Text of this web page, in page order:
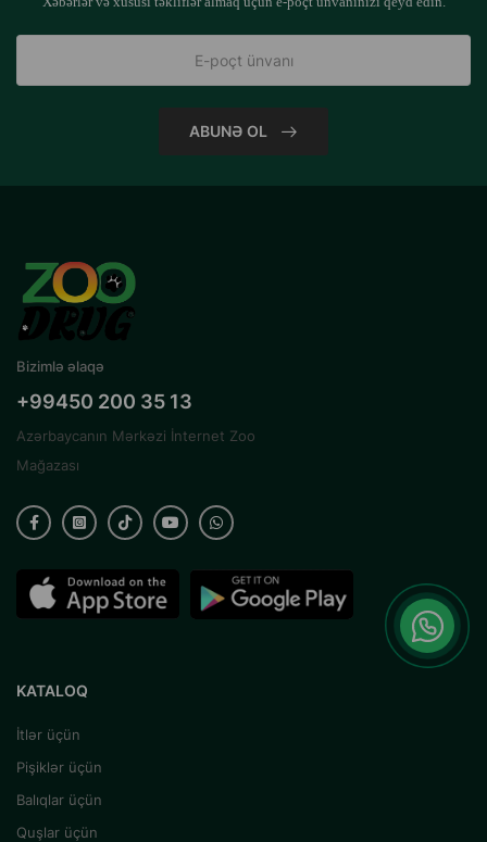
ABUNƏ OL
Bizimlə əlaqə
+99450 200 35 13
Azərbaycanın Mərkəzi İnternet Zoo
Mağazası
KATALOQ
İtlər üçün
Pişiklər üçün
Balıqlar üçün
Quşlar üçün